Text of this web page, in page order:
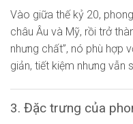
Vào giữa thế kỷ 20,
châu Âu và Mỹ, rồi trở
nhưng chất”, nó phù hợp
giản, tiết kiệm nhưng vẫn
3. Đặc trưng của